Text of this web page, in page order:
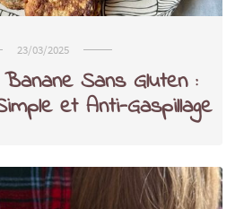
23/03/2025
Sans Gluten :
et Anti-Gaspillage